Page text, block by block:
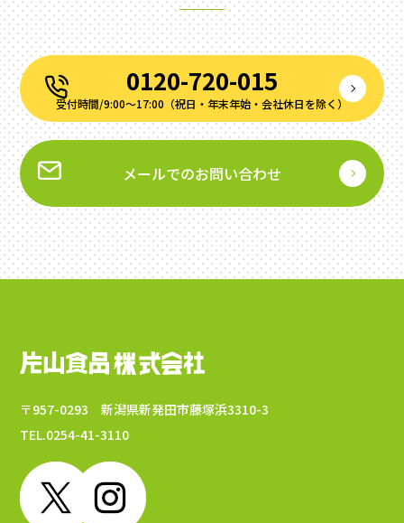
0120-720-015
受付時間/9:00～17:00（祝⽇‧年末年始‧会社休⽇を除く）
メールでのお問い合わせ
〒957-0293 新潟県新発田市藤塚浜3310-3
TEL.0254-41-3110